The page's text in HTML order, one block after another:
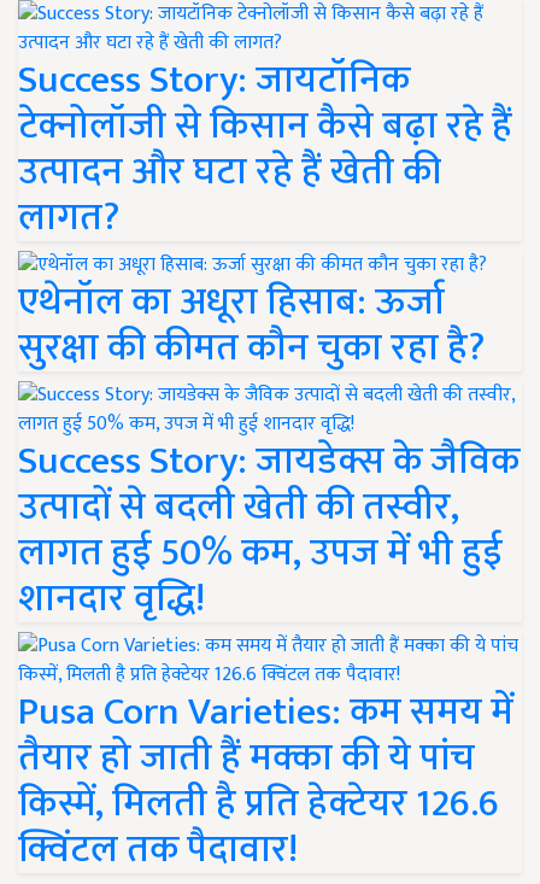
Success Story: जायटॉनिक
टेक्नोलॉजी से किसान कैसे बढ़ा रहे हैं
उत्पादन और घटा रहे हैं खेती की
लागत?
एथेनॉल का अधूरा हिसाब: ऊर्जा
सुरक्षा की कीमत कौन चुका रहा है?
Success Story: जायडेक्स के जैविक
उत्पादों से बदली खेती की तस्वीर,
लागत हुई 50% कम, उपज में भी हुई
शानदार वृद्धि!
Pusa Corn Varieties: कम समय में
तैयार हो जाती हैं मक्का की ये पांच
किस्में, मिलती है प्रति हेक्टेयर 126.6
क्विंटल तक पैदावार!